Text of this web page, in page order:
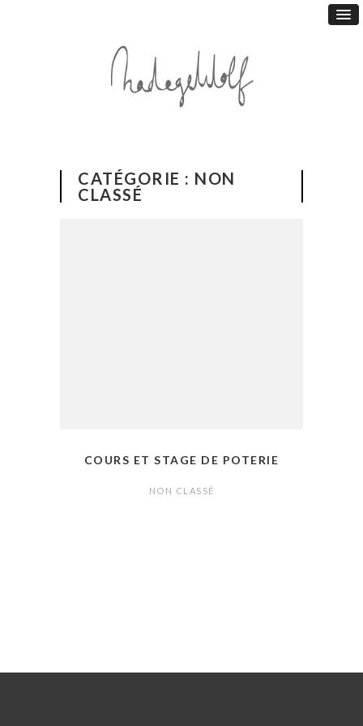
CATÉGORIE : NON
CLASSÉ
COURS ET STAGE DE POTERIE
NON CLASSÉ